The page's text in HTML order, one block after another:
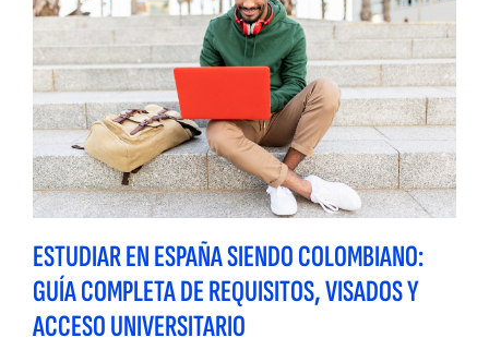
ESTUDIAR EN ESPAÑA SIENDO COLOMBIANO:
GUÍA COMPLETA DE REQUISITOS, VISADOS Y
ACCESO UNIVERSITARIO